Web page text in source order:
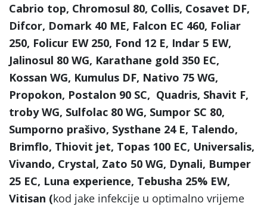
Cabrio top, Chromosul 80, Collis, Cosavet DF,
Difcor, Domark 40 ME, Falcon EC 460, Foliar
250, Folicur EW 250, Fond 12 E, Indar 5 EW,
Jalinosul 80 WG, Karathane gold 350 EC,
Kossan WG, Kumulus DF, Nativo 75 WG,
Propokon, Postalon 90 SC, Quadris, Shavit F,
troby WG, Sulfolac 80 WG, Sumpor SC 80,
Sumporno prašivo, Systhane 24 E, Talendo,
Brimflo, Thiovit jet, Topas 100 EC, Universalis,
Vivando, Crystal, Zato 50 WG, Dynali, Bumper
25 EC, Luna experience, Tebusha 25% EW,
Vitisan (kod jake infekcije u optimalno vrijeme